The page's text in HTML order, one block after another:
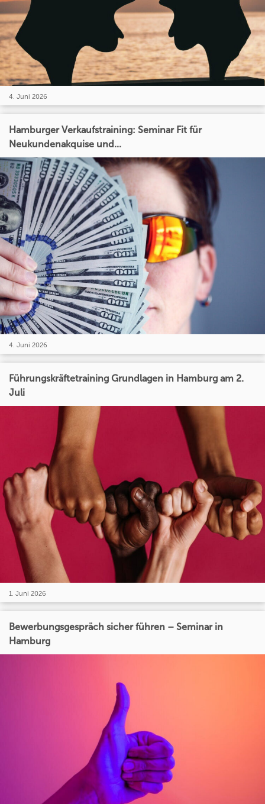
4. Juni 2026
Hamburger Verkaufstraining: Seminar Fit für
Neukundenakquise und...
4. Juni 2026
Führungskräftetraining Grundlagen in Hamburg am 2.
Juli
1. Juni 2026
Bewerbungsgespräch sicher führen – Seminar in
Hamburg